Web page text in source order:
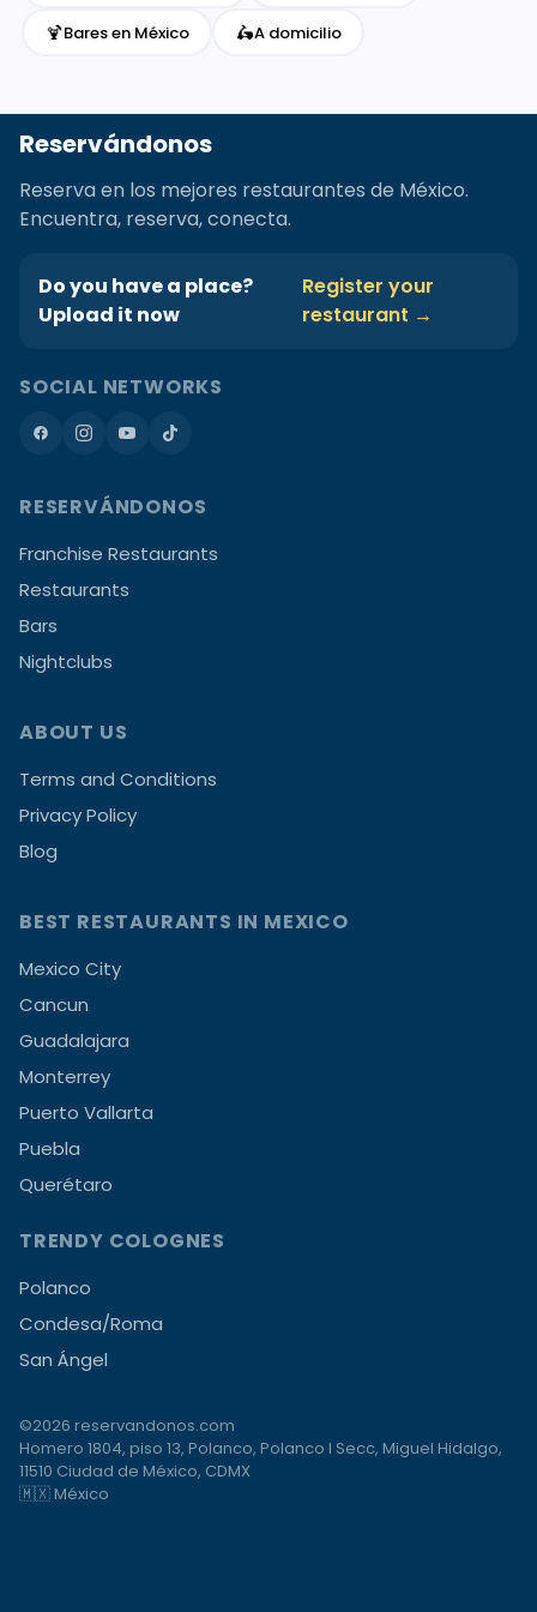
🍹Bares en México 🛵A domicilio
Reservándonos
Reserva en los mejores restaurantes de México.
Encuentra, reserva, conecta.
Do you have a place?
Upload it now
Register your
restaurant →
SOCIAL NETWORKS
RESERVÁNDONOS
Franchise Restaurants
Restaurants
Bars
Nightclubs
ABOUT US
Terms and Conditions
Privacy Policy
Blog
BEST RESTAURANTS IN MEXICO
Mexico City
Cancun
Guadalajara
Monterrey
Puerto Vallarta
Puebla
Querétaro
TRENDY COLOGNES
Polanco
Condesa/Roma
San Ángel
©2026 reservandonos.com
Homero 1804, piso 13, Polanco, Polanco I Secc, Miguel Hidalgo,
11510 Ciudad de México, CDMX
🇲🇽 México